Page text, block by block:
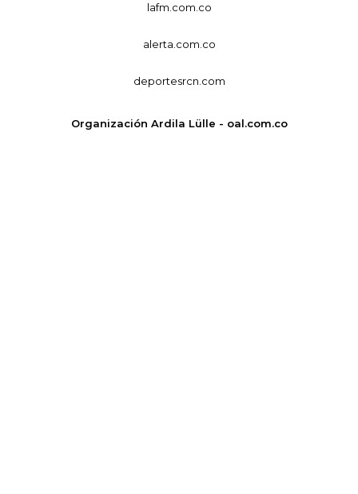
lafm.com.co
alerta.com.co
deportesrcn.com
Organización Ardila Lülle - oal.com.co